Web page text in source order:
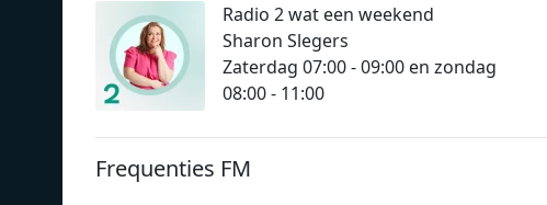
Radio 2 wat een weekend
Sharon Slegers
Zaterdag 07:00 - 09:00 en zondag
08:00 - 11:00
Frequenties FM